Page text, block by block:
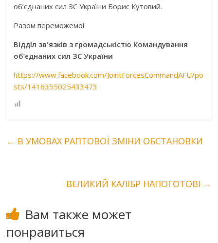
об’єднаних сил ЗС України Борис Кутовий.
Разом переможемо!
Відділ звʹязків з громадськістю Командування
об’єднаних сил ЗС України
https://www.facebook.com/JointForcesCommandAFU/po
sts/1416355025433473
← В УМОВАХ РАПТОВОЇ ЗМІНИ ОБСТАНОВКИ
ВЕЛИКИЙ КАЛІБР НАПОГОТОВІ →
Вам также может
понравиться